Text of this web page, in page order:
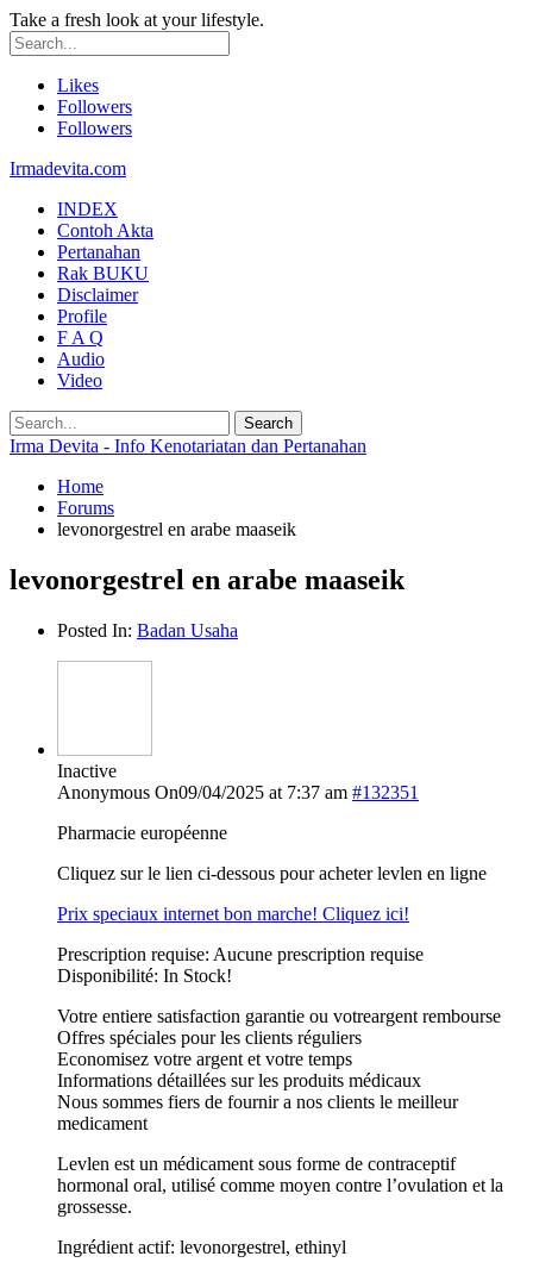
Take a fresh look at your lifestyle.
Likes
Followers
Followers
Irmadevita.com
INDEX
Contoh Akta
Pertanahan
Rak BUKU
Disclaimer
Profile
F A Q
Audio
Video
Irma Devita - Info Kenotariatan dan Pertanahan
Home
Forums
levonorgestrel en arabe maaseik
levonorgestrel en arabe maaseik
Posted In: Badan Usaha
Inactive
Anonymous On09/04/2025 at 7:37 am #132351
Pharmacie européenne
Cliquez sur le lien ci-dessous pour acheter levlen en ligne
Prix speciaux internet bon marche! Cliquez ici!
Prescription requise: Aucune prescription requise
Disponibilité: In Stock!
Votre entiere satisfaction garantie ou votreargent rembourse
Offres spéciales pour les clients réguliers
Economisez votre argent et votre temps
Informations détaillées sur les produits médicaux
Nous sommes fiers de fournir a nos clients le meilleur
medicament
Levlen est un médicament sous forme de contraceptif
hormonal oral, utilisé comme moyen contre l’ovulation et la
grossesse.
Ingrédient actif: levonorgestrel, ethinyl